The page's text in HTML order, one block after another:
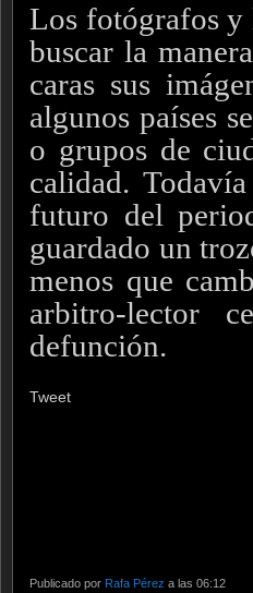
Los fotógrafos y
buscar la
caras sus
algunos países
o grupos de
calidad.
futuro del
guardado un
menos que
arbitro-lector
defunción.
Tweet
Publicado por Rafa Pérez a las 06:12